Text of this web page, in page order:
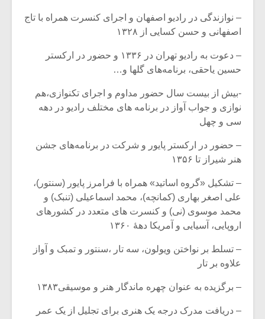
– نوازندگی در رادیو اصفهان و اجرای کنسرت همراه با تاج
اصفهانی و حسن کسایی از ۱۳۲۸
– دعوت به رادیو تهران در ۱۳۳۶ و حضور در ارکستر
حسین یاحقی، برنامه‌های گلها و…
-بیش از بیست سال حضور مداوم و اجرای تکنوازی،هم
نوازی و جواب آواز در برنامه های مختلف رادیو در دهه
سی و چهل
– حضور در ارکستر پایور و شرکت در برنامه‌های جشن
هنر شیراز تا ۱۳۵۶
– تشکیل «گروه اساتید» همراه با فرامرز پایور (سنتور)،
علی اصغر بهاری (کمانچه)، محمد اسماعیلی (تنبک) و
محمد موسوی (نی) و کنسرت های متعدد در کشورهای
اروپایی، آسیایی و آمریکا دههٔ ۱۳۶۰
– تسلط بر نواختن ویولون، سه تار ،سنتور و تمبک و آواز
علاوه بر تار
– برگزیده به عنوان چهره ماندگار هنر و موسیقی۱۳۸۳
– دریافت مدرک درجه یک هنری برای تجلیل از یک عمر
میکلوش روژا
یادداشتی بر موسیقی
متن فیلم «متری
شیش و نیم»
بدنام ترین باش
موریس ژار
موسیقی